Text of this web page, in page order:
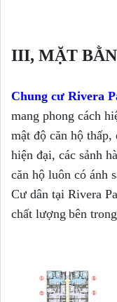
III, MẶT
Chung cư Rivera P
mang phong cách hi
mật độ căn hộ thấp,
hiện đại, các sảnh h
căn hộ luôn có ánh s
Cư dân tại Rivera P
chất lượng bên